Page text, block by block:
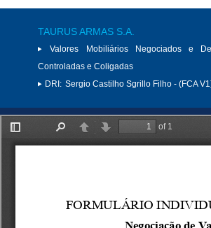
TAURUS ARMAS S.A.
Valores Mobiliários Negociados e
Controladas e Coligadas
DRI: Sergio Castilho Sgrillo Filho - (FCA